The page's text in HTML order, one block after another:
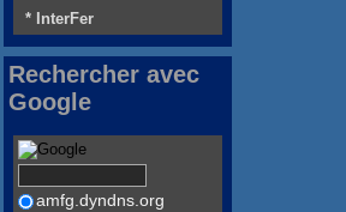
* InterFer
Rechercher avec
Google
amfg.dyndns.org